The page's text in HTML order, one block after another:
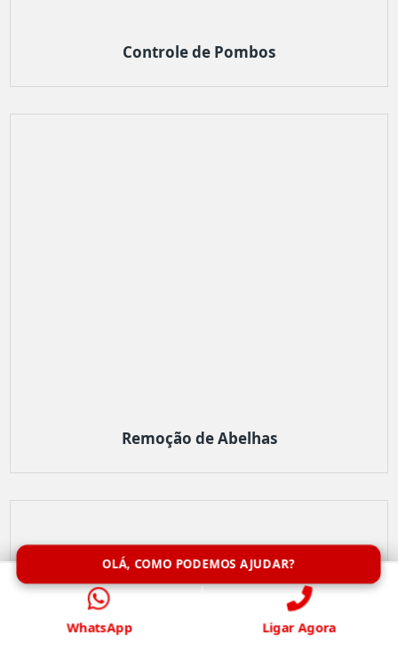
Controle de Pombos
Remoção de Abelhas
OLÁ, COMO PODEMOS AJUDAR?
WhatsApp Ligar Agora